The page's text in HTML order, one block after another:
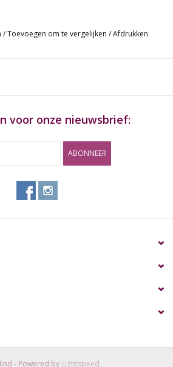
/Toevoegen om te vergelijken /Afdrukken
voor onze nieuwsbrief:
ABONNEER
- Powered by Lightspeed